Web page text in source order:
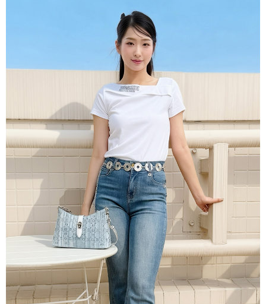
7-11付款後取貨-訂單滿 $2000 元即享免運服務-未滿則另收
每筆NT$80，滿NT$2,000(含以上)免運費
宅配送到家-訂單滿 $2000 元即享免運服務-未滿則另收 $120 元物
每筆NT$120，滿NT$2,000(含以上)免運費
離島限定-宅配到府